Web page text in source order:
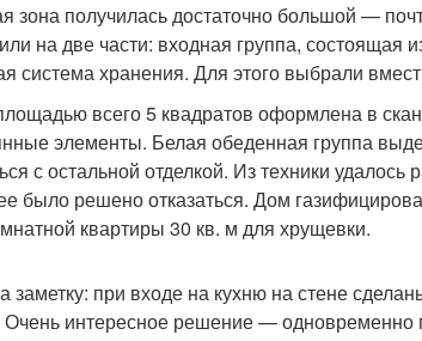
зона получилась достаточно большой —
на две части: входная группа, состоящая
система хранения. Для этого выбрали
всего 5 квадратов оформлена в
элементы. Белая обеденная группа
с остальной отделкой. Из техники
было решено отказаться. Дом
квартиры 30 кв. м для хрущевки.
заметку: при входе на кухню на стене
Очень интересное решение — одновременно